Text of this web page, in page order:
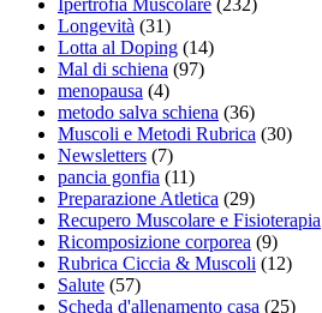
Ipertrofia Muscolare (232)
Longevità (31)
Lotta al Doping (14)
Mal di schiena (97)
menopausa (4)
metodo salva schiena (36)
Muscoli e Metodi Rubrica (30)
Newsletters (7)
pancia gonfia (11)
Preparazione Atletica (29)
Recupero Muscolare e Fisioterapia
Ricomposizione corporea (9)
Rubrica Ciccia & Muscoli (12)
Salute (57)
Scheda d'allenamento casa (25)